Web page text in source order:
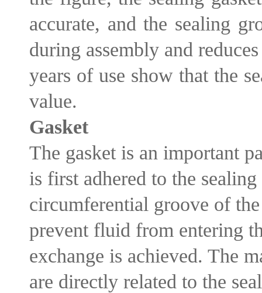
accurate, and the sealing
during assembly and
years of use show that the
value.
Gasket
The gasket is an important
is first adhered to the
circumferential groove of
prevent fluid from entering
exchange is achieved. The
are directly related to the